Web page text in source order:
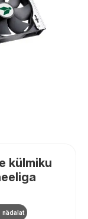
külmiku
nädalat